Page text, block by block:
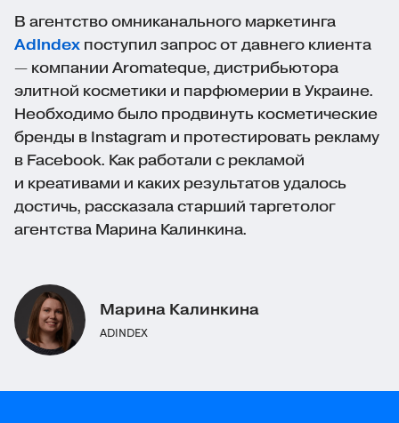
В агентство омниканального маркетинга
AdIndex поступил запрос от давнего клиента
— компании Aromateque, дистрибьютора
элитной косметики и парфюмерии в Украине.
Необходимо было продвинуть косметические
бренды в Instagram и протестировать рекламу
в Facebook. Как работали с рекламой
и креативами и каких результатов удалось
достичь, рассказала старший таргетолог
агентства Марина Калинкина.
Марина Калинкина
ADINDEX